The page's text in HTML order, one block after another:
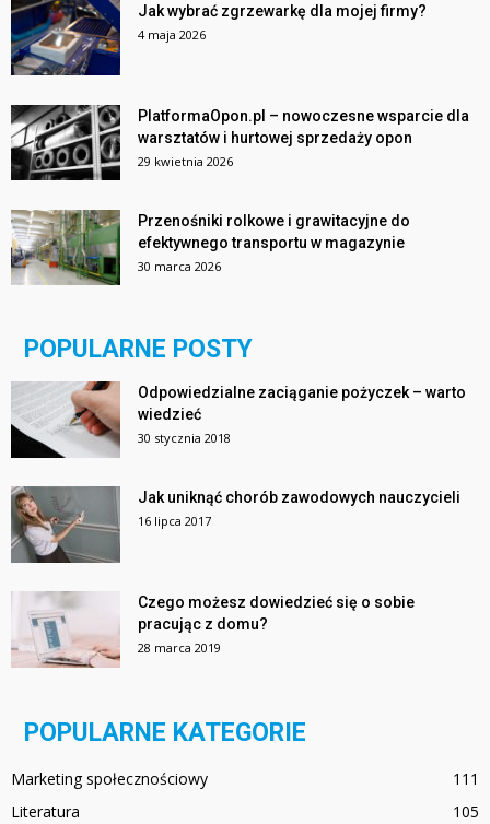
Jak wybrać zgrzewarkę dla mojej firmy?
4 maja 2026
PlatformaOpon.pl – nowoczesne wsparcie dla
warsztatów i hurtowej sprzedaży opon
29 kwietnia 2026
Przenośniki rolkowe i grawitacyjne do
efektywnego transportu w magazynie
30 marca 2026
POPULARNE POSTY
Odpowiedzialne zaciąganie pożyczek – warto
wiedzieć
30 stycznia 2018
Jak uniknąć chorób zawodowych nauczycieli
16 lipca 2017
Czego możesz dowiedzieć się o sobie
pracując z domu?
28 marca 2019
POPULARNE KATEGORIE
Marketing społecznościowy
111
Literatura
105